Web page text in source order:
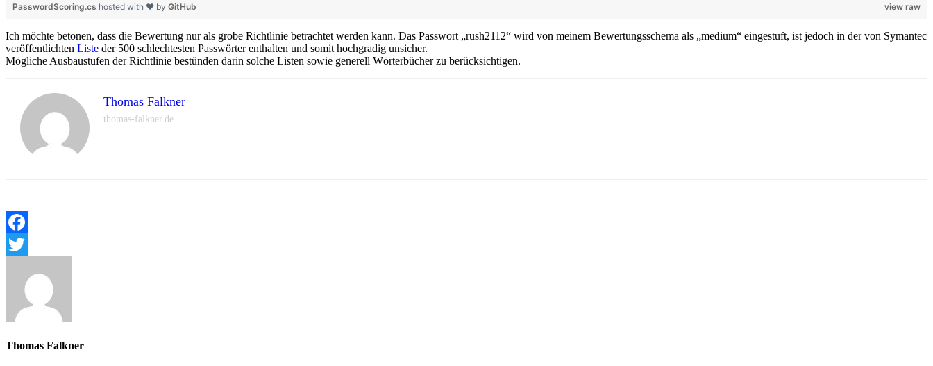
view raw
PasswordScoring.cs hosted with ❤ by GitHub
Ich möchte betonen, dass die Bewertung nur als grobe Richtlinie betrachtet werden kann. Das Passwort „rush2112“ wird von meinem Bewertungsschema als „medium“ eingestuft, ist jedoch in der von Symantec
veröffentlichten Liste der 500 schlechtesten Passwörter enthalten und somit hochgradig unsicher.
Mögliche Ausbaustufen der Richtlinie bestünden darin solche Listen sowie generell Wörterbücher zu berücksichtigen.
Thomas Falkner
thomas-falkner.de
Facebook
Thomas Falkner